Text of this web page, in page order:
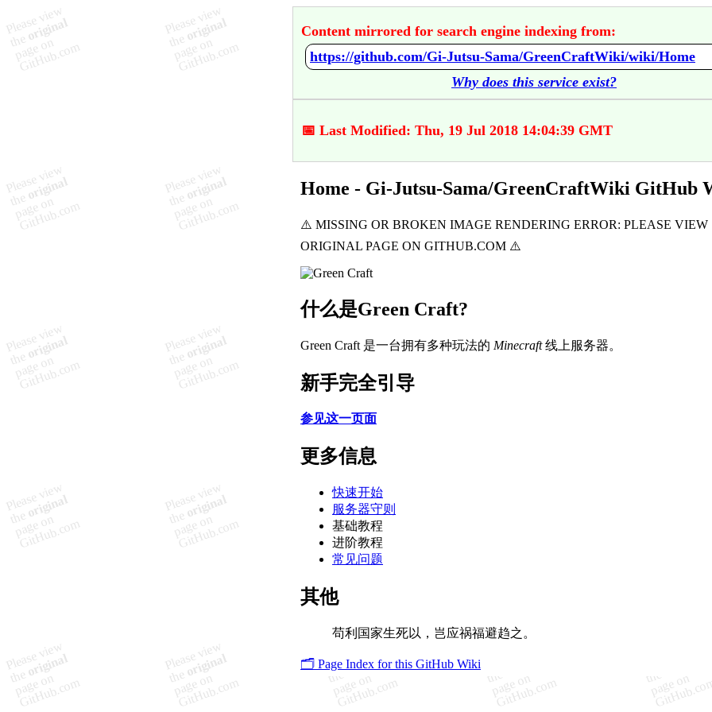
Content mirrored for search engine indexing from:
https://github.com/Gi-Jutsu-Sama/GreenCraftWiki/wiki/Home
Why does this service exist?
📅 Last Modified: Thu, 19 Jul 2018 14:04:39 GMT
Home - Gi-Jutsu-Sama/GreenCraftWiki GitHub
什么是Green Craft?
Green Craft 是一台拥有多种玩法的 Minecraft线上服务器。
新手完全引导
参见这一页面
更多信息
快速开始
服务器守则
基础教程
进阶教程
常见问题
其他
苟利国家生死以，岂应祸福避趋之。
🗂️ Page Index for this GitHub Wiki